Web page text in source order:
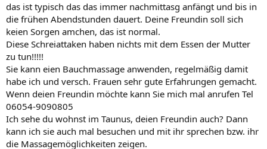
das ist typisch das das immer nachmittasg anfängt und bis in
die frühen Abendstunden dauert. Deine Freundin soll sich
keien Sorgen amchen, das ist normal.
Diese Schreiattaken haben nichts mit dem Essen der Mutter
zu tun!!!!!
Sie kann eien Bauchmassage anwenden, regelmäßig damit
habe ich und versch. Frauen sehr gute Erfahrungen gemacht.
Wenn deien Freundin möchte kann Sie mich mal anrufen Tel
06054-9090805
Ich sehe du wohnst im Taunus, deien Freundin auch? Dann
kann ich sie auch mal besuchen und mit ihr sprechen bzw. ihr
die Massagemöglichkeiten zeigen.